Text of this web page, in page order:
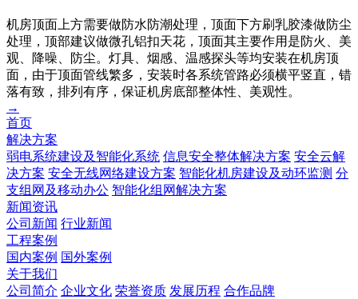
机房顶面上方需要做防水防潮处理，顶面下方刷乳胶漆做防尘
处理，顶部建议做微孔铝扣天花，顶面其主要作用是防火、美
观、降噪、防尘。灯具、烟感、温感探头等均安装在机房顶
面，由于顶面管线繁多，安装时各系统管路必须横平竖直，错
落有致，排列有序，保证机房底部整体性、美观性。
→
首页
解决方案
弱电系统建设及智能化系统 信息安全整体解决方案 安全云解
决方案 安全无线网络建设方案 智能化机房建设及动环监测 分
支组网及移动办公 智能化组网解决方案
新闻资讯
公司新闻 行业新闻
工程案例
国内案例 国外案例
关于我们
公司简介 企业文化 荣誉资质 发展历程 合作品牌